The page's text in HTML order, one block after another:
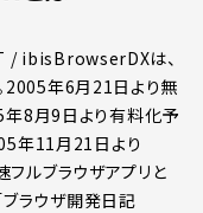
/ ibisBrowserDXは、
2005年6月21日より無
8月9日より有料化予
年11月21日より
ルブラウザアプリと
ブラウザ開発日記